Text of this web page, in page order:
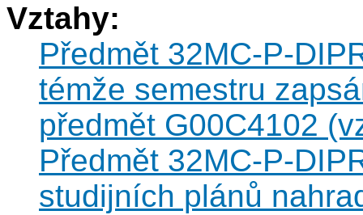
Vztahy:
Předmět 32MC-P-
témže semestru
předmět G00C4102
Předmět 32MC-P-
studijních plánů